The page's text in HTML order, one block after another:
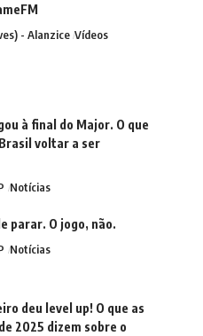
- Alanzice Vídeos
à final do Major. O que
voltar a ser
Notícias
parar. O jogo, não.
Notícias
deu level up! O que as
2025 dizem sobre o